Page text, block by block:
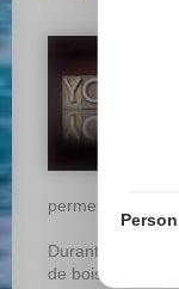
permet.
Durant ce jeûne,
de boissons et